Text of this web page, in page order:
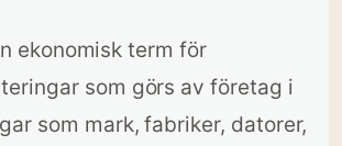
ekonomisk term för
som görs av företag i
som mark, fabriker, datorer,